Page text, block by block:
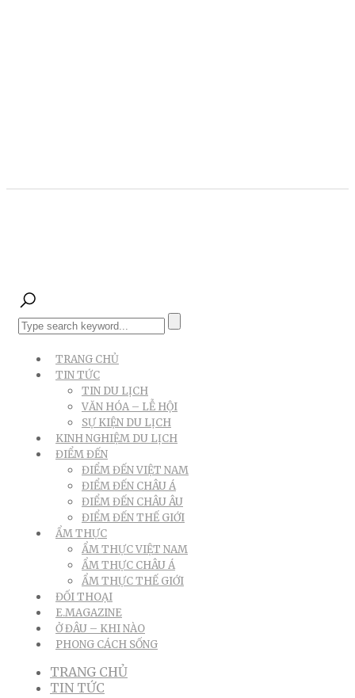
TRANG CHỦ
TIN TỨC
TIN DU LỊCH
VĂN HÓA – LỄ HỘI
SỰ KIỆN DU LỊCH
KINH NGHIỆM DU LỊCH
ĐIỂM ĐẾN
ĐIỂM ĐẾN VIỆT NAM
ĐIỂM ĐẾN CHÂU Á
ĐIỂM ĐẾN CHÂU ÂU
ĐIỂM ĐẾN THẾ GIỚI
ẨM THỰC
ẨM THỰC VIỆT NAM
ẨM THỰC CHÂU Á
ẨM THỰC THẾ GIỚI
ĐỐI THOẠI
E.MAGAZINE
Ở ĐÂU – KHI NÀO
PHONG CÁCH SỐNG
TRANG CHỦ
TIN TỨC